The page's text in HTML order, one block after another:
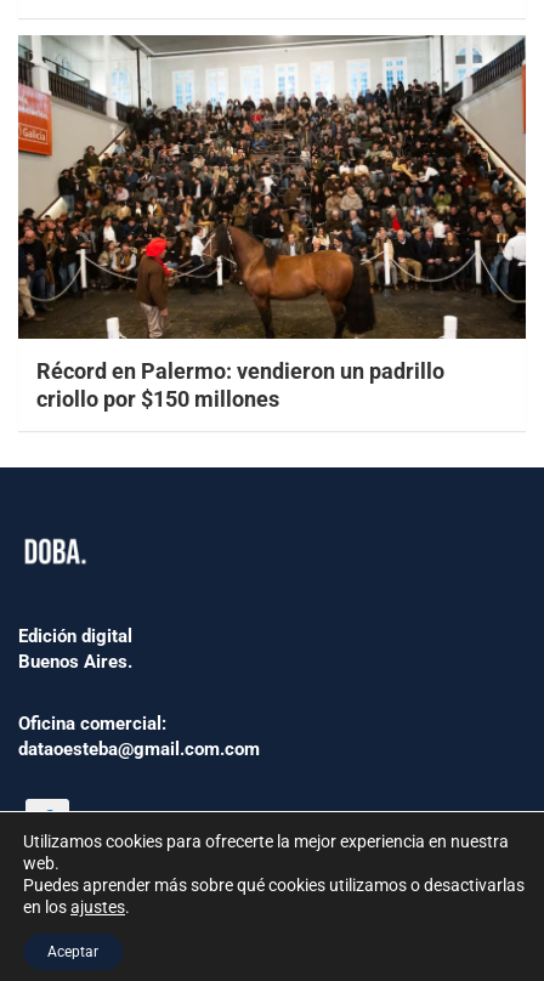
Récord en Palermo: vendieron un padrillo
criollo por $150 millones
Edición digital
Buenos Aires.
Oficina comercial:
dataoesteba@gmail.com.com
República Argentina | Todos los derechos reservados.
Utilizamos cookies para ofrecerte la mejor experiencia en nuestra
web.
Puedes aprender más sobre qué cookies utilizamos o desactivarlas
en losajustes.
Aceptar